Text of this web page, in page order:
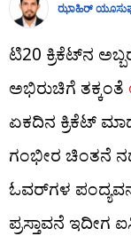
ಝಾಹಿರ್
ಟಿ20 ಕ್ರಿಕೆಟ್​ನ
ಅಭಿರುಚಿಗೆ ತಕ್ಕಂತೆ
ಏಕದಿನ ಕ್ರಿಕೆಟ್
ಗಂಭೀರ ಚಿಂತನೆ
ಓವರ್‌ಗಳ
ಪ್ರಸ್ತಾವನೆ ಇದೀಗ